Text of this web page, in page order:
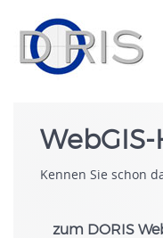
Kennen Sie schon
zum DORIS